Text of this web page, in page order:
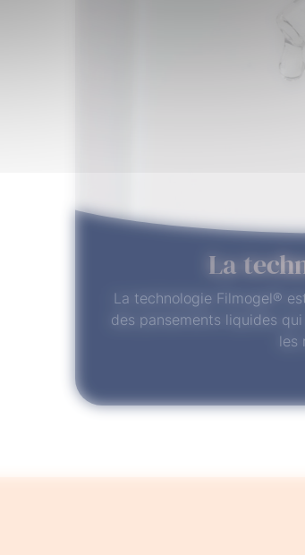
La
La technologie Filmogel®
des pansements liquides
les